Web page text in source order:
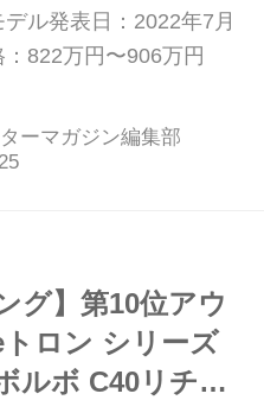
ル発表日：2022年7月
822万円〜906万円
ーマガジン編集部
グ】第10位アウ
ロン シリーズ
ルボ C40リチャ